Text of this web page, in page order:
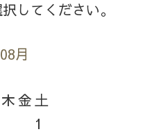
してください。
月
木金 土
1